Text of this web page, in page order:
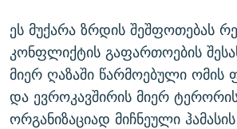
ეს მუქარა ზრდის შეშფოთებას
კონფლიქტის გაფართოების
მიერ ღაზაში წარმოებული ომის
და ევროკავშირის მიერ
ორგანიზაციად მიჩნეული